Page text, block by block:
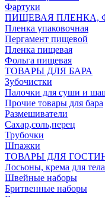
Фартуки
ПИЩЕВАЯ ПЛЕНКА,
Пленка упаковочная
Пергамент пищевой
Пленка пищевая
Фольга пищевая
ТОВАРЫ ДЛЯ БАРА
Зубочистки
Палочки для суши и
Прочие товары для бара
Размешиватели
Сахар,соль,перец
Трубочки
Шпажки
ТОВАРЫ ДЛЯ
Лосьоны, крема для тела
Швейные наборы
Бритвенные наборы